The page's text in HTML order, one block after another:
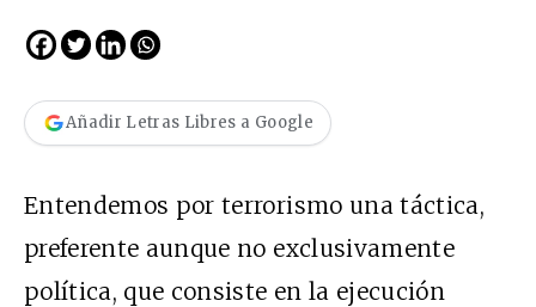
Añadir Letras Libres a Google
Entendemos por terrorismo una táctica,
preferente aunque no exclusivamente
política, que consiste en la ejecución